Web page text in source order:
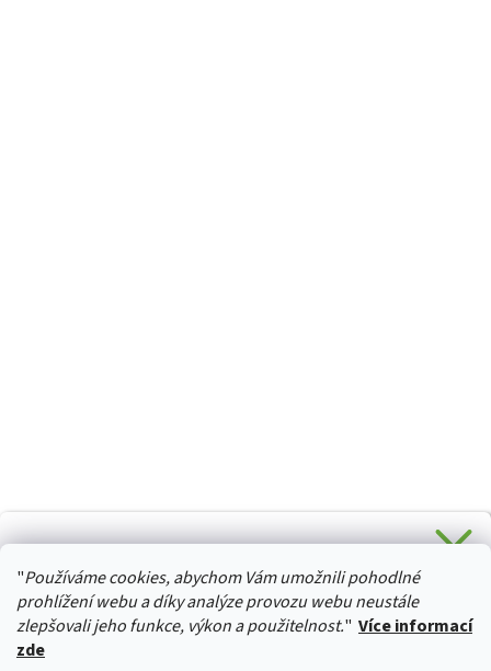
"Používáme cookies, abychom Vám umožnili pohodlné
prohlížení webu a díky analýze provozu webu neustále
zlepšovali jeho funkce, výkon a použitelnost." Více informací
zde
HURTTA-COLLECTION.CZ
Stačí se přihlásit k odběru novinek z našeho obchodu a je
Vaše :)